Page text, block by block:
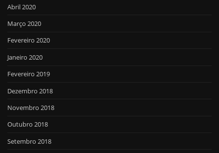
Abril 2020
Março 2020
Fevereiro 2020
Janeiro 2020
Fevereiro 2019
Dezembro 2018
Novembro 2018
Outubro 2018
Setembro 2018